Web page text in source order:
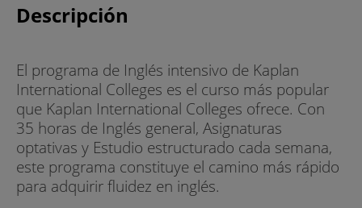
Descripción
El programa de Inglés intensivo de Kaplan
International Colleges es el curso más popular
que Kaplan International Colleges ofrece. Con
35 horas de Inglés general, Asignaturas
optativas y Estudio estructurado cada semana,
este programa constituye el camino más rápido
para adquirir fluidez en inglés.